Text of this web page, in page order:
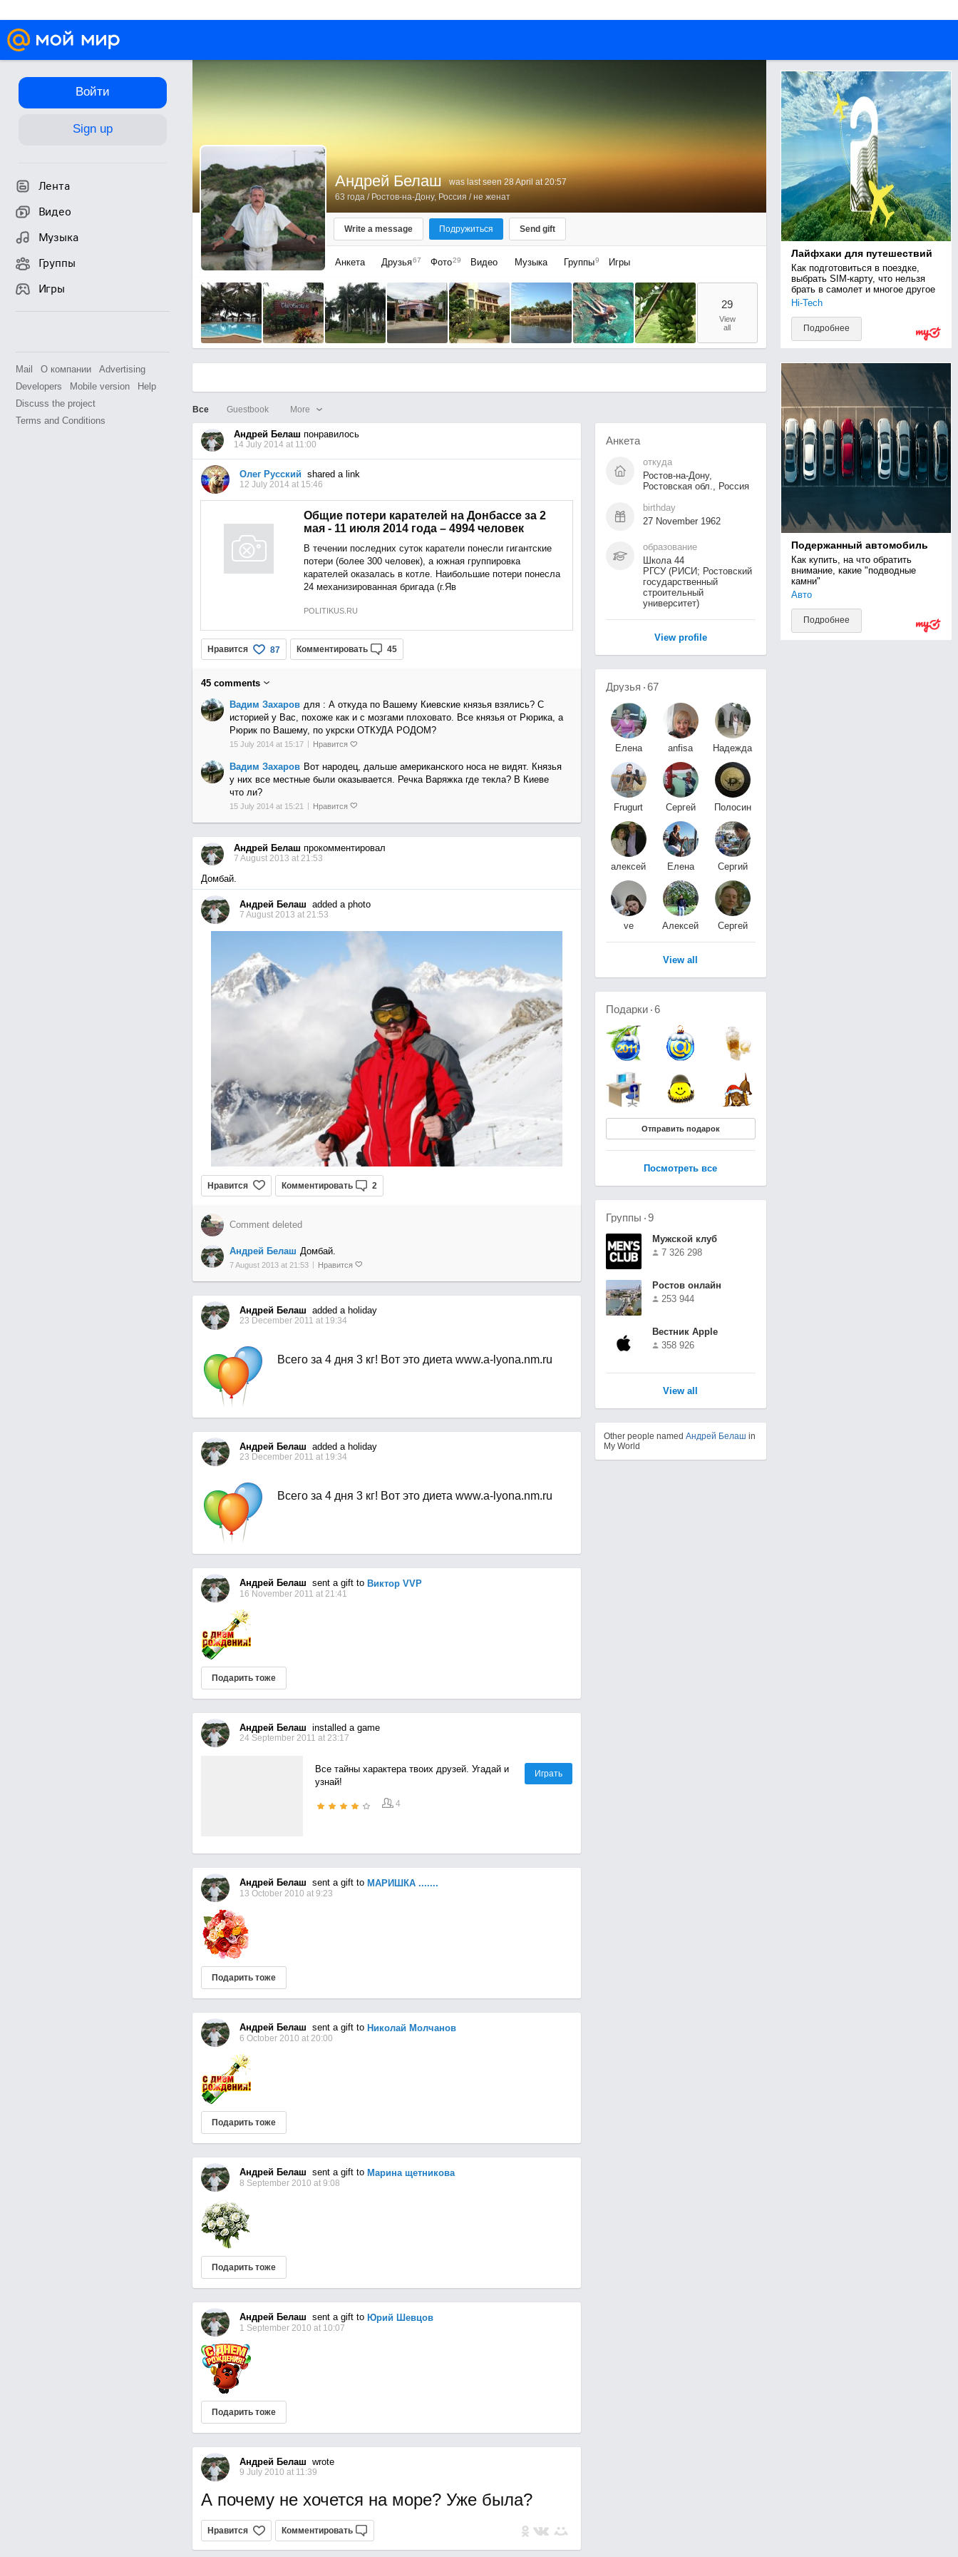
Войти
Sign up
Лента
Видео
Музыка
Группы
Игры
Mail О компании
Advertising
Developers
Mobile version
Help
Discuss the project
Terms and Conditions
Андрей Белаш
was last seen 28 April at 20:57
63 года/ Ростов-на-Дону, Россия / не женат
Write a message Подружиться Send gift
Анкета Друзья67 Фото29 Видео Музыка Группы9 Игры
29
View
all
Все Guestbook More
Андрей Белаш понравилось
14 July 2014 at 11:00
Олег Русский shared a link
12 July 2014 at 15:46
Общие потери карателей на Донбассе за 2
мая - 11 июля 2014 года – 4994 человек
В течении последних суток каратели понесли гигантские
потери (более 300 человек), а южная группировка
карателей оказалась в котле. Наибольшие потери понесла
24 механизированная бригада (г.Яв
POLITIKUS.RU
Нравится 87 Комментировать 45
45comments
Вадим Захаров для : А откуда по Вашему Киевские князья взялись? С
историей у Вас, похоже как и с мозгами плоховато. Все князья от Рюрика, а
Рюрик по Вашему, по укрски ОТКУДА РОДОМ?
15 July 2014 at 15:17 Нравится
Вадим Захаров Вот народец, дальше американского носа не видят. Князья
у них все местные были оказывается. Речка Варяжка где текла? В Киеве
что ли?
15 July 2014 at 15:21 Нравится
Андрей Белаш прокомментировал
7 August 2013 at 21:53
Домбай.
Андрей Белаш added a photo
7 August 2013 at 21:53
Нравится Комментировать 2
Comment deleted
Андрей Белаш Домбай.
7 August 2013 at 21:53 Нравится
Андрей Белаш added a holiday
23 December 2011 at 19:34
Всего за 4 дня 3 кг! Вот это диета www.a-lyona.nm.ru
Андрей Белаш added a holiday
23 December 2011 at 19:34
Всего за 4 дня 3 кг! Вот это диета www.a-lyona.nm.ru
Андрей Белаш sent a gift to Виктор VVP
16 November 2011 at 21:41
Подарить тоже
Андрей Белаш installed a game
24 September 2011 at 23:17
Все тайны характера твоих друзей. Угадай и
узнай!
4
Играть
Андрей Белаш sent a gift to МАРИШКА .......
13 October 2010 at 9:23
Подарить тоже
Андрей Белаш sent a gift to Николай Молчанов
6 October 2010 at 20:00
Подарить тоже
Андрей Белаш sent a gift to Марина щетникова
8 September 2010 at 9:08
Подарить тоже
Андрей Белаш sent a gift to Юрий Шевцов
1 September 2010 at 10:07
Подарить тоже
Андрей Белаш wrote
9 July 2010 at 11:39
А почему не хочется на море? Уже была?
Нравится Комментировать
Анкета
откуда
Ростов-на-Дону,
Ростовская обл., Россия
birthday
27 November 1962
образование
Школа 44
РГСУ (РИСИ; Ростовский
государственный
строительный
университет)
View profile
Лайфхаки для путешествий
Как подготовиться в поездке,
выбрать SIM-карту, что нельзя
брать в самолет и многое другое
Hi-Tech
Подробнее
Подержанный автомобиль
Как купить, на что обратить
внимание, какие "подводные
камни"
Авто
Подробнее
Друзья 67
Елена
anfisa
Надежда
Frugurt
Сергей
Полосин
алексей
Елена
Сергий
ve
Алексей
Сергей
View all
Подарки 6
Отправить подарок
Посмотреть все
Группы 9
Мужской клуб
7 326 298
Ростов онлайн
253 944
Вестник Apple
358 926
View all
Other people named Андрей Белаш in
My World